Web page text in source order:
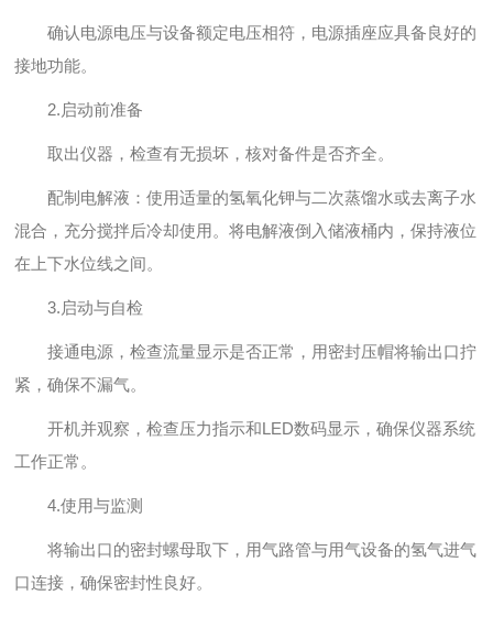
确认电源电压与设备额定电压相符，电源插座应具备良好的
接地功能。
2.启动前准备
取出仪器，检查有无损坏，核对备件是否齐全。
配制电解液：使用适量的氢氧化钾与二次蒸馏水或去离子水
混合，充分搅拌后冷却使用。将电解液倒入储液桶内，保持液位
在上下水位线之间。
3.启动与自检
接通电源，检查流量显示是否正常，用密封压帽将输出口拧
紧，确保不漏气。
开机并观察，检查压力指示和LED数码显示，确保仪器系统
工作正常。
4.使用与监测
将输出口的密封螺母取下，用气路管与用气设备的氢气进气
口连接，确保密封性良好。